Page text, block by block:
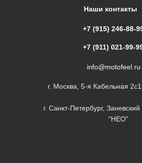
Наши контакты
+7 (915) 246-88-
+7 (911) 021-99-
info@motofeel.ru
г. Москва, 5-я Кабельная
г. Санкт-Петербург,
"НЕО"